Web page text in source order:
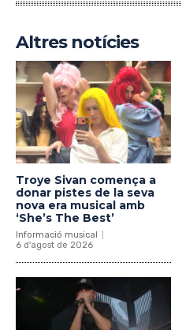
Altres notícies
Troye Sivan comença a
donar pistes de la seva
nova era musical amb
‘She’s The Best’
Informació musical
6 d'agost de 2026